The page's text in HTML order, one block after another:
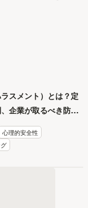
スメント）とは？定
企業が取るべき防止
心理的安全性